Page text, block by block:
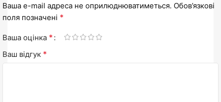
Ваша e-mail адреса не оприлюднюватиметься. Обов’язкові
поля позначені *
Ваша оцінка *
Ваш відгук *